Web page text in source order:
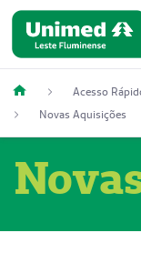
Acesso
Novas Aquisições